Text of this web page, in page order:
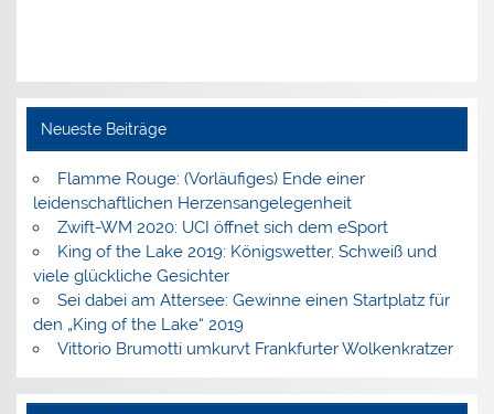
Neueste Beiträge
Flamme Rouge: (Vorläufiges) Ende einer
leidenschaftlichen Herzensangelegenheit
Zwift-WM 2020: UCI öffnet sich dem eSport
King of the Lake 2019: Königswetter, Schweiß und
viele glückliche Gesichter
Sei dabei am Attersee: Gewinne einen Startplatz für
den „King of the Lake“ 2019
Vittorio Brumotti umkurvt Frankfurter Wolkenkratzer